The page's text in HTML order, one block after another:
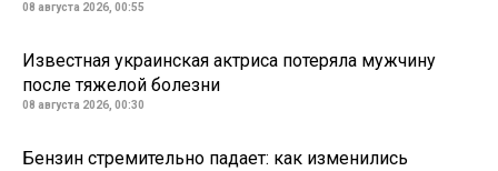
08 августа 2026, 00:55
Известная украинская актриса потеряла мужчину
после тяжелой болезни
08 августа 2026, 00:30
Бензин стремительно падает: как изменились